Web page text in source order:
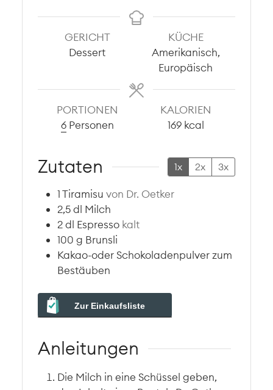
GERICHT
Dessert
KÜCHE
Amerikanisch,
Europäisch
PORTIONEN
6 Personen
KALORIEN
169 kcal
Zutaten 1x 2x 3x
1Tiramisu von Dr. Oetker
2,5dl Milch
2dl Espresso kalt
100 g Brunsli
Kakao-oder Schokoladenpulver zum
Bestäuben
Zur Einkaufsliste
Anleitungen
Die Milch in eine Schüssel geben,